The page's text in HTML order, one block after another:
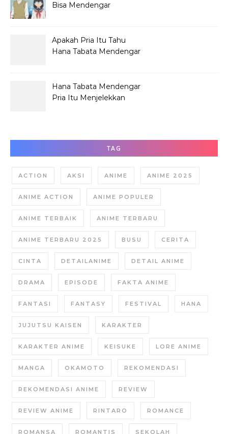
Bisa Mendengar
Apakah Pria Itu Tahu
Hana Tabata Mendengar
Hana Tabata Mendengar
Pria Itu Menjelekkan
TAG
ACTION AKSI ANIME ANIME 2025
ANIME ACTION ANIME POPULER
ANIME TERBAIK ANIME TERBARU
ANIME TERBARU 2025 BUSU CERITA
CINTA DETAILANIME DETAIL ANIME
DRAMA EPISODE FAKTA ANIME
FANTASI FANTASY FESTIVAL HANA
JUJUTSU KAISEN KARAKTER
KARAKTER ANIME KEISUKE LORE ANIME
MANGA OKAMOTO REKOMENDASI
REKOMENDASI ANIME REVIEW
REVIEW ANIME RINTARO ROMANCE
ROMANSA ROMANTIS SEKOLAH